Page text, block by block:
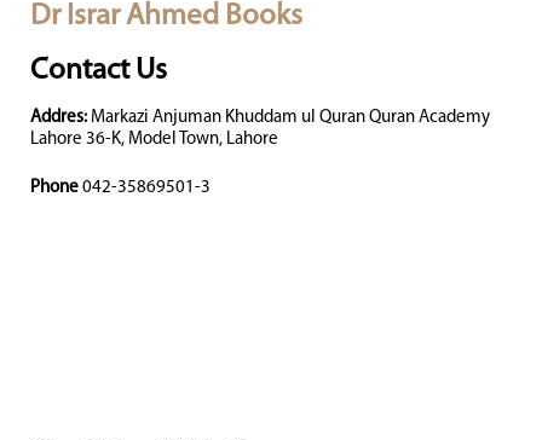
Dr Israr Ahmed Books
Contact Us
Addres: Markazi Anjuman Khuddam ul Quran Quran Academy
Lahore 36-K, Model Town, Lahore
Phone 042-35869501-3